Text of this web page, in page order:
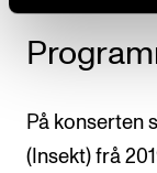
På konserten
(Insekt) frå